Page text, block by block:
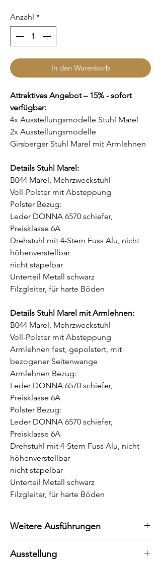
Anzahl *
In den Warenkorb
Attraktives Angebot – 15% - sofort
verfügbar:
4x Ausstellungsmodelle Stuhl Marel
2x Ausstellungsmodelle
Girsberger Stuhl Marel mit Armlehnen
Details Stuhl Marel:
B044 Marel, Mehrzweckstuhl
Voll-Polster mit Absteppung
Polster Bezug:
Leder DONNA 6570 schiefer,
Preisklasse 6A
Drehstuhl mit 4-Stern Fuss Alu, nicht
höhenverstellbar
nicht stapelbar
Unterteil Metall schwarz
Filzgleiter, für harte Böden
Details Stuhl Marel mit Armlehnen:
B044 Marel, Mehrzweckstuhl
Voll-Polster mit Absteppung
Armlehnen fest, gepolstert, mit
bezogener Seitenwange
Armlehnen Bezug:
Leder DONNA 6570 schiefer,
Preisklasse 6A
Polster Bezug:
Leder DONNA 6570 schiefer,
Preisklasse 6A
Drehstuhl mit 4-Stern Fuss Alu, nicht
höhenverstellbar
nicht stapelbar
Unterteil Metall schwarz
Filzgleiter, für harte Böden
Weitere Ausführungen
Tisch.
Ausstellung